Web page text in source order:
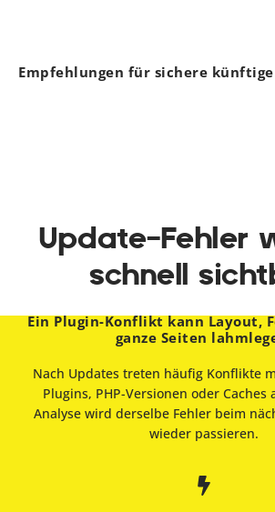
Empfehlungen für sichere
Update-Fehler
schnell
Ein Plugin-Konflikt kann Layout,
ganze Seiten
Nach Updates treten häufig Konflikte
Plugins, PHP-Versionen oder Caches
Analyse wird derselbe Fehler beim
wieder passieren.